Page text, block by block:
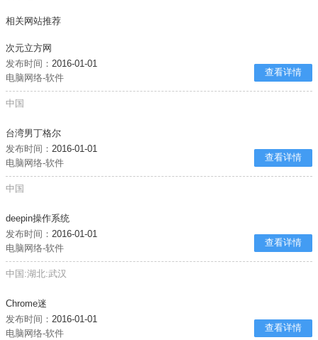
相关网站推荐
次元立方网
发布时间：2016-01-01
电脑网络-软件
查看详情
中国
台湾男丁格尔
发布时间：2016-01-01
电脑网络-软件
查看详情
中国
deepin操作系统
发布时间：2016-01-01
电脑网络-软件
查看详情
中国:湖北:武汉
Chrome迷
发布时间：2016-01-01
电脑网络-软件
查看详情